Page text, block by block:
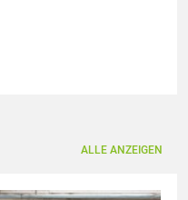
ALLE ANZEIGEN